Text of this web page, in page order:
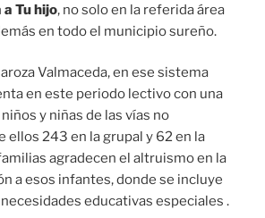
Tu hijo, no solo en la referida área
en todo el municipio sureño.
Valmaceda, en ese sistema
en este periodo lectivo con una
y niñas de las vías no
ellos 243 en la grupal y 62 en la
agradecen el altruismo en la
a esos infantes, donde se incluye
educativas especiales .